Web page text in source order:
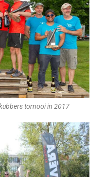
tornooi in 2017